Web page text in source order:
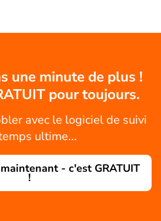
une minute de plus !
pour toujours.
avec le logiciel de suivi
ultime...
- c'est GRATUIT
!